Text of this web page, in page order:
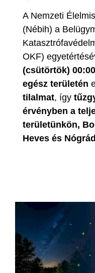
A Nemzeti
(Nébih) a
OKF)
(csütörtök)
egész területén
tilalmat, így
érvényben a
területünkön,
Heves és